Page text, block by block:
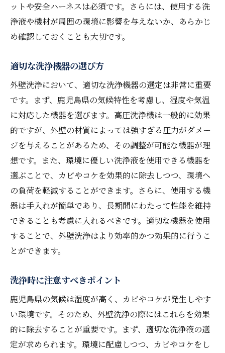
ットや安全ハーネスは必須です。さらには、使用する洗
浄液や機材が周囲の環境に影響を与えないか、あらかじ
め確認しておくことも大切です。
適切な洗浄機器の選び方
外壁洗浄において、適切な洗浄機器の選定は非常に重要
です。まず、鹿児島県の気候特性を考慮し、湿度や気温
に対応した機器を選びます。高圧洗浄機は一般的に効果
的ですが、外壁の材質によっては強すぎる圧力がダメー
ジを与えることがあるため、その調整が可能な機器が理
想です。また、環境に優しい洗浄液を使用できる機器を
選ぶことで、カビやコケを効果的に除去しつつ、環境へ
の負荷を軽減することができます。さらに、使用する機
器は手入れが簡単であり、長期間にわたって性能を維持
できることも考慮に入れるべきです。適切な機器を使用
することで、外壁洗浄はより効率的かつ効果的に行うこ
とができます。
洗浄時に注意すべきポイント
鹿児島県の気候は湿度が高く、カビやコケが発生しやす
い環境です。そのため、外壁洗浄の際にはこれらを効果
的に除去することが重要です。まず、適切な洗浄液の選
定が求められます。環境に配慮しつつ、カビやコケをし